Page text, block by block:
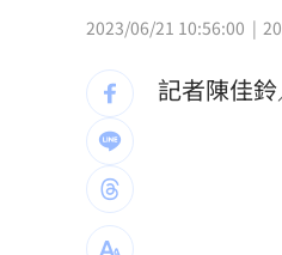
平均大賺
以AI對抗AI
川普簽行政
王凱靈堂照
2023/06/21 10:56:00
記者陳佳